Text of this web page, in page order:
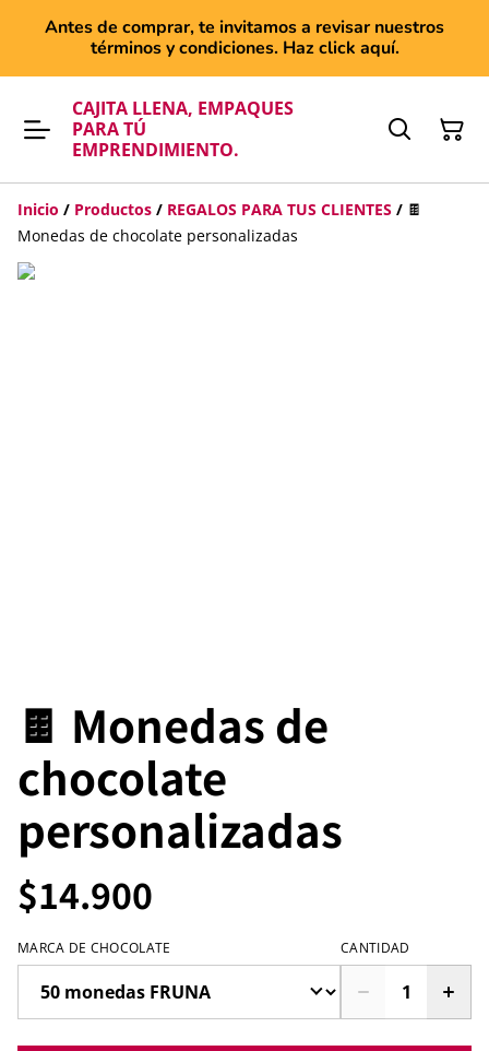
Antes de comprar, te invitamos a revisar nuestros
términos y condiciones. Haz click aquí.
CAJITA LLENA, EMPAQUES
PARA TÚ
EMPRENDIMIENTO.
Inicio / Productos / REGALOS PARA TUS CLIENTES / 🍫
Monedas de chocolate personalizadas
🍫 Monedas de
chocolate
personalizadas
$14.900
MARCA DE CHOCOLATE CANTIDAD